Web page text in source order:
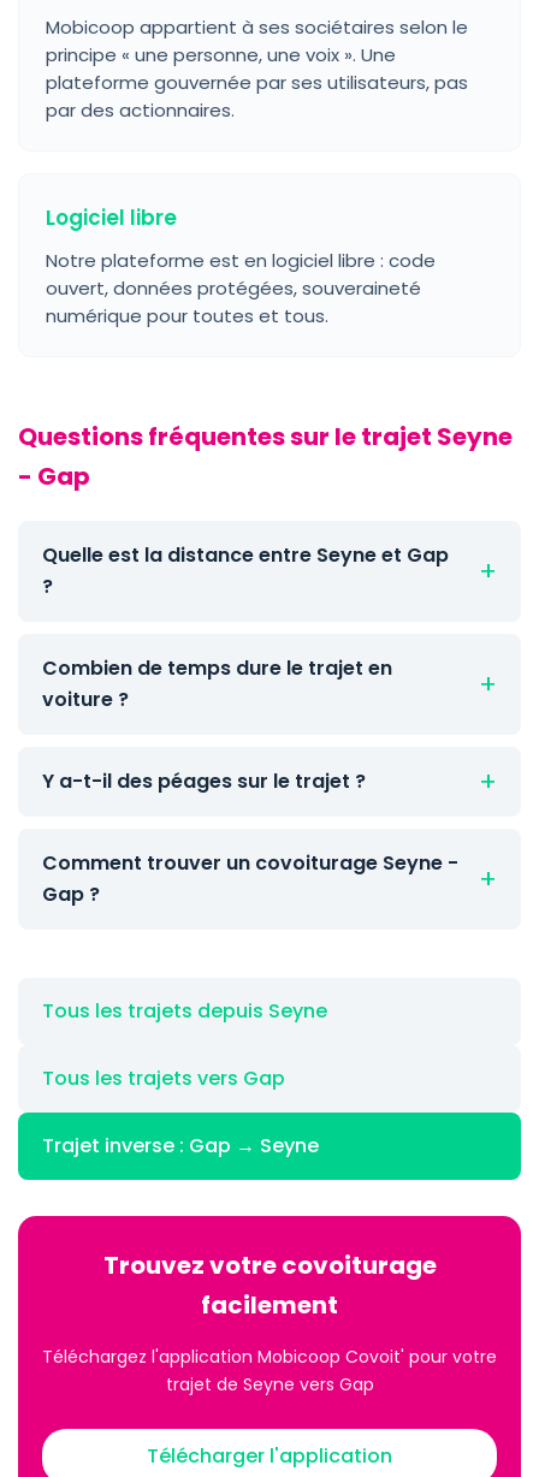
Mobicoop appartient à ses sociétaires selon le
principe « une personne, une voix ». Une
plateforme gouvernée par ses utilisateurs, pas
par des actionnaires.
Logiciel libre
Notre plateforme est en logiciel libre : code
ouvert, données protégées, souveraineté
numérique pour toutes et tous.
Questions fréquentes sur le trajet Seyne
- Gap
Quelle est la distance entre Seyne et Gap
?
Combien de temps dure le trajet en
voiture ?
Y a-t-il des péages sur le trajet ?
Comment trouver un covoiturage Seyne -
Gap ?
Tous les trajets depuis Seyne
Tous les trajets vers Gap
Trajet inverse : Gap → Seyne
Trouvez votre covoiturage
facilement
Téléchargez l'application Mobicoop Covoit' pour votre
trajet de Seyne vers Gap
Télécharger l'application